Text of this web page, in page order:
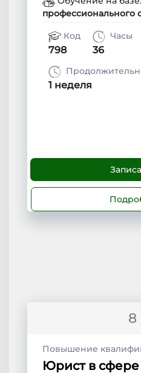
профессионального
Код
798
Часы
36
1 неделя
8
Повышение
Юрист в